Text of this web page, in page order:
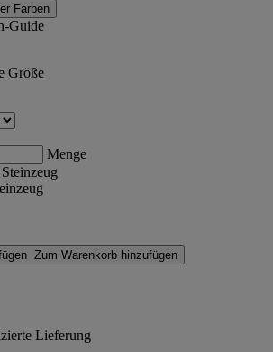
Farben
Guide
Größe
Menge
Zum Warenkorb hinzufügen
Lieferung